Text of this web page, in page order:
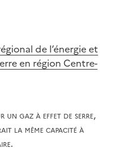
de l’énergie et
en région Centre-
un gaz à effet de serre,
la même capacité à